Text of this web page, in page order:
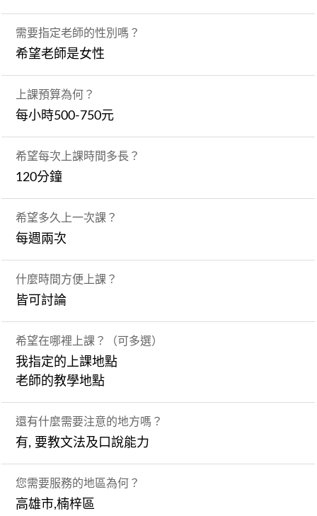
需要指定老師的性別嗎？
希望老師是女性
上課預算為何？
每小時500-750元
希望每次上課時間多長？
120分鐘
希望多久上一次課？
每週兩次
什麼時間方便上課？
皆可討論
希望在哪裡上課？（可多選）
我指定的上課地點
老師的教學地點
還有什麼需要注意的地方嗎？
有, 要教文法及口說能力
您需要服務的地區為何？
高雄市,楠梓區